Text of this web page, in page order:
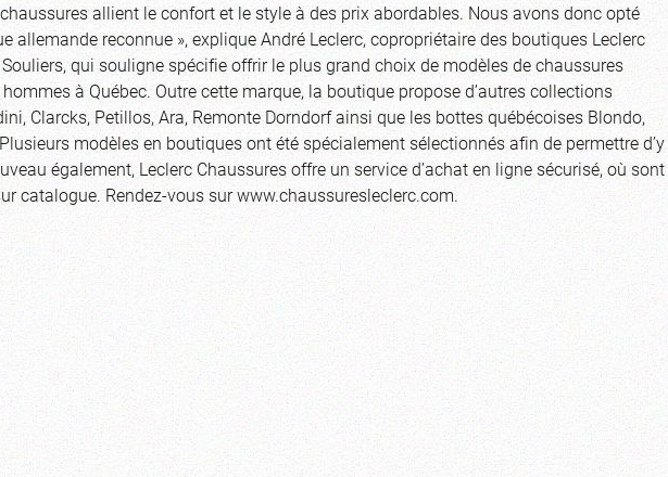
allient le confort et le style à des prix abordables. Nous avons donc opté
allemande reconnue », explique André Leclerc, copropriétaire des boutiques Leclerc
qui souligne spécifie offrir le plus grand choix de modèles de chaussures
à Québec. Outre cette marque, la boutique propose d’autres collections
Clarcks, Petillos, Ara, Remonte Dorndorf ainsi que les bottes québécoises Blondo,
modèles en boutiques ont été spécialement sélectionnés afin de permettre d’y
également, Leclerc Chaussures offre un service d’achat en ligne sécurisé, où sont
catalogue. Rendez-vous sur www.chaussuresleclerc.com.